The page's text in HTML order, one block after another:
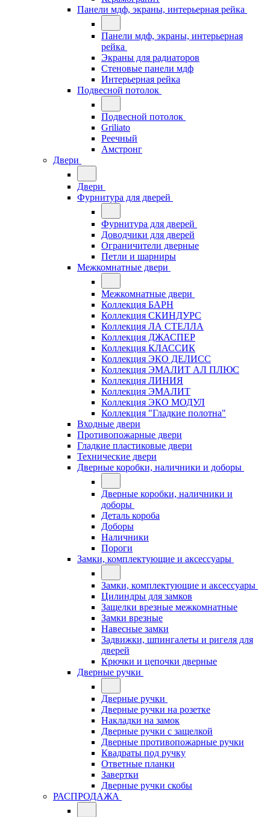
Панели мдф, экраны, интерьерная рейка
Панели мдф, экраны, интерьерная
рейка
Экраны для радиаторов
Стеновые панели мдф
Интерьерная рейка
Подвесной потолок
Подвесной потолок
Griliato
Реечный
Амстронг
Двери
Двери
Фурнитура для дверей
Фурнитура для дверей
Доводчики для дверей
Ограничители дверные
Петли и шарниры
Межкомнатные двери
Межкомнатные двери
Коллекция БАРН
Коллекция СКИНДУРС
Коллекция ЛА СТЕЛЛА
Коллекция ДЖАСПЕР
Коллекция КЛАССИК
Коллекция ЭКО ДЕЛИСС
Коллекция ЭМАЛИТ АЛ ПЛЮС
Коллекция ЛИНИЯ
Коллекция ЭМАЛИТ
Коллекция ЭКО МОДУЛ
Коллекция "Гладкие полотна"
Входные двери
Противопожарные двери
Гладкие пластиковые двери
Технические двери
Дверные коробки, наличники и доборы
Дверные коробки, наличники и
доборы
Деталь короба
Доборы
Наличники
Пороги
Замки, комплектующие и аксессуары
Замки, комплектующие и аксессуары
Цилиндры для замков
Защелки врезные межкомнатные
Замки врезные
Навесные замки
Задвижки, шпингалеты и ригеля для
дверей
Крючки и цепочки дверные
Дверные ручки
Дверные ручки
Дверные ручки на розетке
Накладки на замок
Дверные ручки с защелкой
Дверные противопожарные ручки
Квадраты под ручку
Ответные планки
Завертки
Дверные ручки скобы
РАСПРОДАЖА